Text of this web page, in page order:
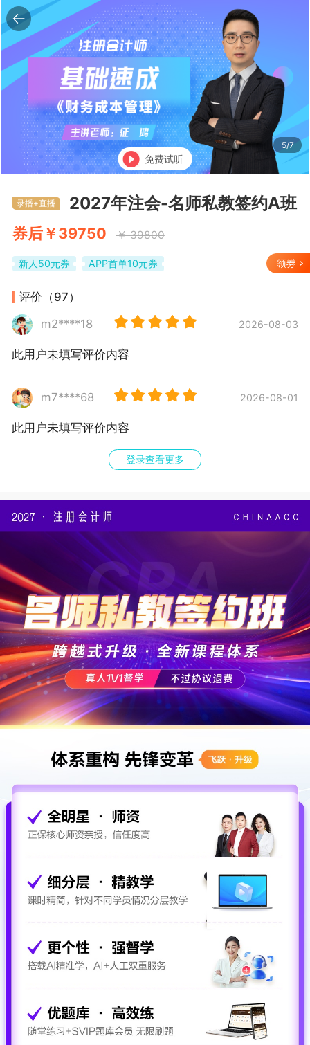
免费试听
6/7
录播+直播 2027年注会-名师私教签约A班
券后￥39750 ￥ 39800
新人50元券 APP首单10元券
评价（97）
m2****18
2026-08-03
此用户未填写评价内容
m7****68 2026-08-01
此用户未填写评价内容
登录查看更多